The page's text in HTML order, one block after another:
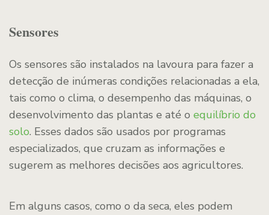
Sensores
Os sensores são instalados na lavoura para fazer a
detecção de inúmeras condições relacionadas a ela,
tais como o clima, o desempenho das máquinas, o
desenvolvimento das plantas e até o equilíbrio do
solo. Esses dados são usados por programas
especializados, que cruzam as informações e
sugerem as melhores decisões aos agricultores.
Em alguns casos, como o da seca, eles podem